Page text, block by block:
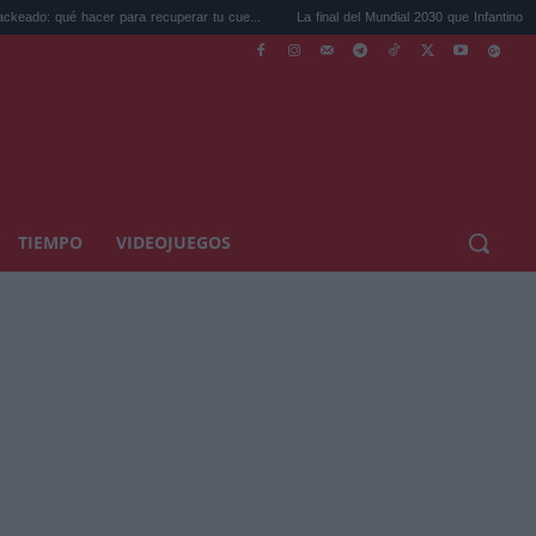
para recuperar tu cue... La final del Mundial 2030 que Infantino ofrece a M...
TIEMPO VIDEOJUEGOS